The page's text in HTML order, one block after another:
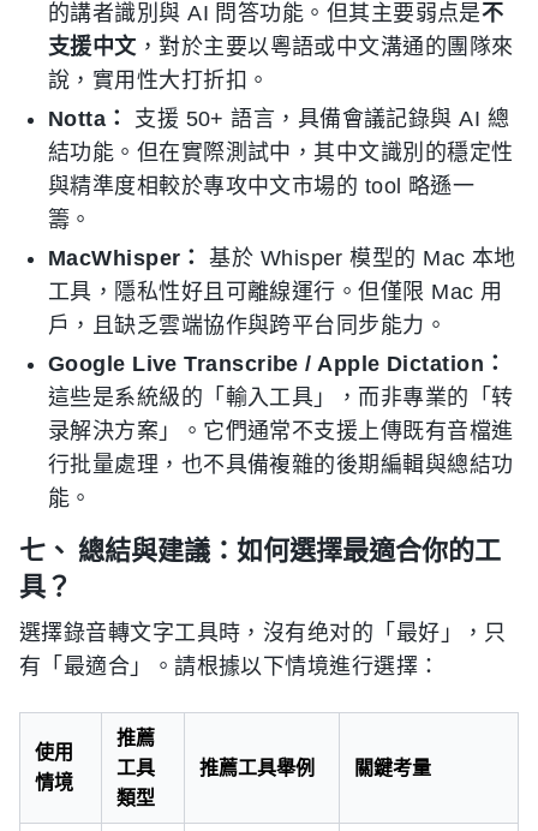
的講者識別與 AI 問答功能。但其主要弱点是不
支援中文，對於主要以粵語或中文溝通的團隊來
說，實用性大打折扣。
Notta：
支援 50+ 語言，具備會議記錄與 AI 總
結功能。但在實際測試中，其中文識別的穩定性
與精準度相較於專攻中文市場的 tool 略遜一
籌。
MacWhisper：
基於 Whisper 模型的 Mac 本地
工具，隱私性好且可離線運行。但僅限 Mac 用
戶，且缺乏雲端協作與跨平台同步能力。
Google Live Transcribe / Apple Dictation：
這些是系統級的「輸入工具」，而非專業的「转
录解決方案」。它們通常不支援上傳既有音檔進
行批量處理，也不具備複雜的後期編輯與總結功
能。
七、 總結與建議：如何選擇最適合你的工
具？
選擇錄音轉文字工具時，沒有绝对的「最好」，只
有「最適合」。請根據以下情境進行選擇：
使用
情境
推薦
工具
類型
推薦工具舉例 關鍵考量